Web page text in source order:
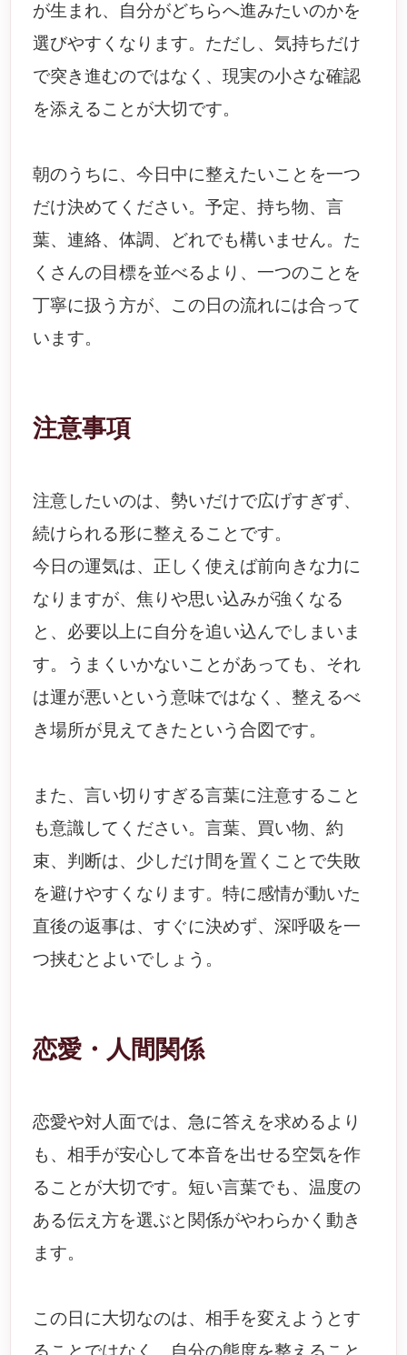
が生まれ、自分がどちらへ進みたいのかを
選びやすくなります。ただし、気持ちだけ
で突き進むのではなく、現実の小さな確認
を添えることが大切です。
朝のうちに、今日中に整えたいことを一つ
だけ決めてください。予定、持ち物、言
葉、連絡、体調、どれでも構いません。た
くさんの目標を並べるより、一つのことを
丁寧に扱う方が、この日の流れには合って
います。
注意事項
注意したいのは、勢いだけで広げすぎず、
続けられる形に整えることです。
今日の運気は、正しく使えば前向きな力に
なりますが、焦りや思い込みが強くなる
と、必要以上に自分を追い込んでしまいま
す。うまくいかないことがあっても、それ
は運が悪いという意味ではなく、整えるべ
き場所が見えてきたという合図です。
また、言い切りすぎる言葉に注意すること
も意識してください。言葉、買い物、約
束、判断は、少しだけ間を置くことで失敗
を避けやすくなります。特に感情が動いた
直後の返事は、すぐに決めず、深呼吸を一
つ挟むとよいでしょう。
恋愛・人間関係
恋愛や対人面では、急に答えを求めるより
も、相手が安心して本音を出せる空気を作
ることが大切です。短い言葉でも、温度の
ある伝え方を選ぶと関係がやわらかく動き
ます。
この日に大切なのは、相手を変えようとす
ることではなく、自分の態度を整えること